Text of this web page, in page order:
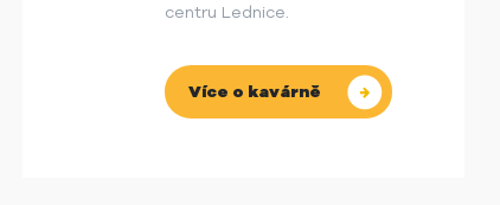
centru Lednice.
Více o kavárně